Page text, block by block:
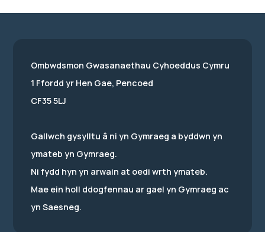
Ombwdsmon Gwasanaethau Cyhoeddus Cymru
1 Ffordd yr Hen Gae, Pencoed
CF35 5LJ
Gallwch gysylltu â ni yn Gymraeg a byddwn yn
ymateb yn Gymraeg.
Ni fydd hyn yn arwain at oedi wrth ymateb.
Mae ein holl ddogfennau ar gael yn Gymraeg ac
yn Saesneg.